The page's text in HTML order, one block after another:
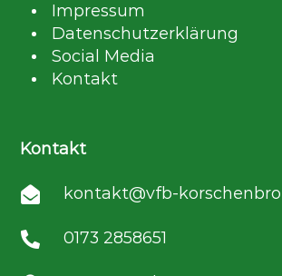
Impressum
Datenschutzerklärung
Social Media
Kontakt
Kontakt
 kontakt@vfb-
 0173 2858651